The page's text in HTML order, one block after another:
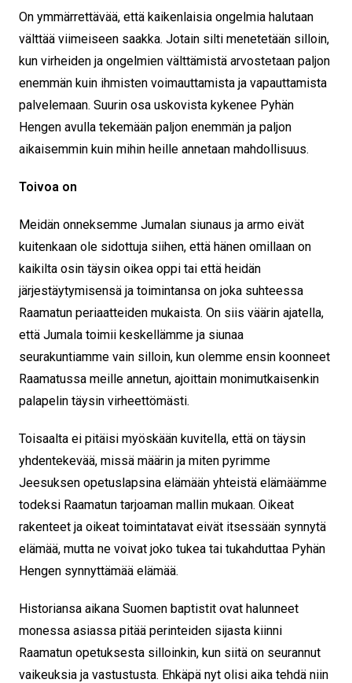
On ymmärrettävää, että kaikenlaisia ongelmia halutaan
välttää viimeiseen saakka. Jotain silti menetetään silloin,
kun virheiden ja ongelmien välttämistä arvostetaan paljon
enemmän kuin ihmisten voimauttamista ja vapauttamista
palvelemaan. Suurin osa uskovista kykenee Pyhän
Hengen avulla tekemään paljon enemmän ja paljon
aikaisemmin kuin mihin heille annetaan mahdollisuus.
Toivoa on
Meidän onneksemme Jumalan siunaus ja armo eivät
kuitenkaan ole sidottuja siihen, että hänen omillaan on
kaikilta osin täysin oikea oppi tai että heidän
järjestäytymisensä ja toimintansa on joka suhteessa
Raamatun periaatteiden mukaista. On siis väärin ajatella,
että Jumala toimii keskellämme ja siunaa
seurakuntiamme vain silloin, kun olemme ensin koonneet
Raamatussa meille annetun, ajoittain monimutkaisenkin
palapelin täysin virheettömästi.
Toisaalta ei pitäisi myöskään kuvitella, että on täysin
yhdentekevää, missä määrin ja miten pyrimme
Jeesuksen opetuslapsina elämään yhteistä elämäämme
todeksi Raamatun tarjoaman mallin mukaan. Oikeat
rakenteet ja oikeat toimintatavat eivät itsessään synnytä
elämää, mutta ne voivat joko tukea tai tukahduttaa Pyhän
Hengen synnyttämää elämää.
Historiansa aikana Suomen baptistit ovat halunneet
monessa asiassa pitää perinteiden sijasta kiinni
Raamatun opetuksesta silloinkin, kun siitä on seurannut
vaikeuksia ja vastustusta. Ehkäpä nyt olisi aika tehdä niin